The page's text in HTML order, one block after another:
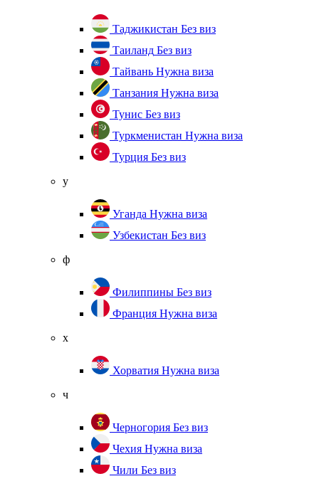
Таджикистан Без виз
Таиланд Без виз
Тайвань Нужна виза
Танзания Нужна виза
Тунис Без виз
Туркменистан Нужна виза
Турция Без виз
у
Уганда Нужна виза
Узбекистан Без виз
ф
Филиппины Без виз
Франция Нужна виза
х
Хорватия Нужна виза
ч
Черногория Без виз
Чехия Нужна виза
Чили Без виз